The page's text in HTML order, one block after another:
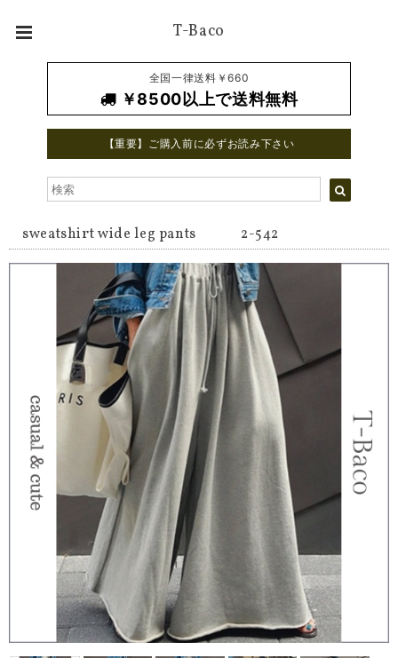
T-Baco
全国一律送料￥660
￥8500以上で送料無料
【重要】ご購入前に必ずお読み下さい
sweatshirt wide leg pants 2-542